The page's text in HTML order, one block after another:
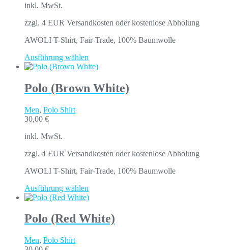
inkl. MwSt.
zzgl. 4 EUR Versandkosten oder kostenlose Abholung
AWOLI T-Shirt, Fair-Trade, 100% Baumwolle
Ausführung wählen
Polo (Brown White)
Men, Polo Shirt
30,00 €
inkl. MwSt.
zzgl. 4 EUR Versandkosten oder kostenlose Abholung
AWOLI T-Shirt, Fair-Trade, 100% Baumwolle
Ausführung wählen
Polo (Red White)
Men, Polo Shirt